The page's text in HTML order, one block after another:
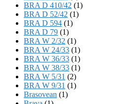
BRA D 410/42 (1)
BRA D 52/42 (1)
BRA D 594 (1)
BRA D 79 (1)
BRA W 2/32 (1)
BRA W 24/33 (1)
BRA W 36/33 (1)
BRA W 38/33 (1)
BRA W 5/31 (2)
BRA W 9/31 (1)
Brasovean (1)